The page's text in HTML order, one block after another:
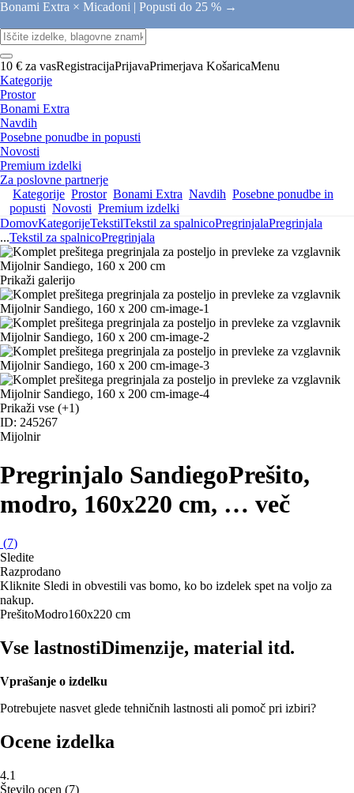
Bonami Extra × Micadoni | Popusti do 25 % →
10 € za vasRegistracijaPrijavaPrimerjava KošaricaMenu
Kategorije
Prostor
Bonami Extra
Navdih
Posebne ponudbe in popusti
Novosti
Premium izdelki
Za poslovne partnerje
Kategorije Prostor Bonami Extra Navdih Posebne ponudbe in
popusti Novosti Premium izdelki
DomovKategorijeTekstilTekstil za spalnicoPregrinjalaPregrinjala
...Tekstil za spalnicoPregrinjala
Prikaži galerijo
Prikaži vse (+1)
ID: 245267
Mijolnir
Pregrinjalo SandiegoPrešito,
modro, 160x220 cm, … več
(7)
Sledite
Razprodano
Kliknite Sledi in obvestili vas bomo, ko bo izdelek spet na voljo za
nakup.
PrešitoModro160x220 cm
Vse lastnostiDimenzije, material itd.
Vprašanje o izdelku
Potrebujete nasvet glede tehničnih lastnosti ali pomoč pri izbiri?
Ocene izdelka
4.1
Število ocen (7)